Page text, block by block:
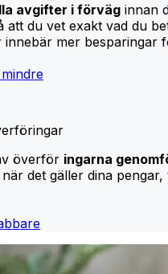
avgifter i förväg innan
att du vet exakt vad du
innebär mer besparingar
överför ingarna
det gäller dina pengar,